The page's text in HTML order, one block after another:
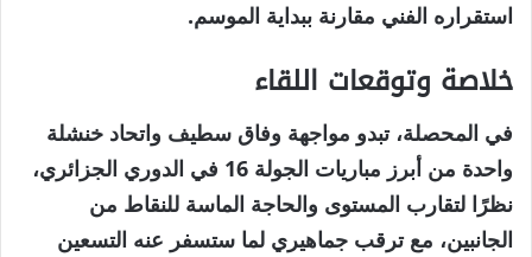
استقراره الفني مقارنة ببداية الموسم.
خلاصة وتوقعات اللقاء
في المحصلة، تبدو مواجهة وفاق سطيف واتحاد خنشلة
واحدة من أبرز مباريات الجولة 16 في الدوري الجزائري،
نظرًا لتقارب المستوى والحاجة الماسة للنقاط من
الجانبين، مع ترقب جماهيري لما ستسفر عنه التسعين